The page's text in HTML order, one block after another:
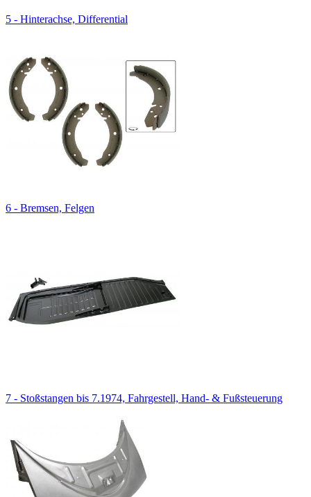
5 - Hinterachse, Differential
6 - Bremsen, Felgen
7 - Stoßstangen bis 7.1974, Fahrgestell, Hand- & Fußsteuerung